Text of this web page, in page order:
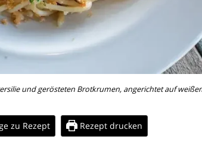
und gerösteten Brotkrumen, angerichtet auf
zu Rezept Rezept drucken